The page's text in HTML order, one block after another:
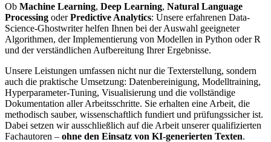
Ob Machine Learning, Deep Learning, Natural Language
Processing oderPredictive Analytics: Unsere erfahrenen Data-
Science-Ghostwriter helfen Ihnen bei der Auswahl geeigneter
Algorithmen, der Implementierung von Modellen in Python oder R
und der verständlichen Aufbereitung Ihrer Ergebnisse.
Unsere Leistungen umfassen nicht nur die Texterstellung, sondern
auch die praktische Umsetzung: Datenbereinigung, Modelltraining,
Hyperparameter-Tuning, Visualisierung und die vollständige
Dokumentation aller Arbeitsschritte. Sie erhalten eine Arbeit, die
methodisch sauber, wissenschaftlich fundiert und prüfungssicher ist.
Dabei setzen wir ausschließlich auf die Arbeit unserer qualifizierten
Fachautoren – ohne den Einsatz von KI-generierten Texten.